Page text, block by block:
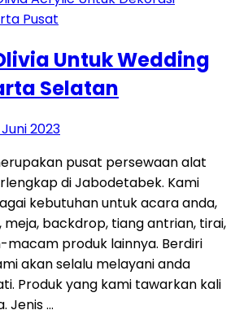
Untuk Wedding
Selatan
Juni 2023
pusat persewaan alat
di Jabodetabek. Kami
kebutuhan untuk acara anda,
meja, backdrop, tiang antrian, tirai,
produk lainnya. Berdiri
akan selalu melayani anda
Produk yang kami tawarkan kali
Jenis …